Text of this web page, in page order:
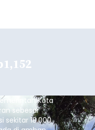
Kota
sebesar
sekitar 18.000